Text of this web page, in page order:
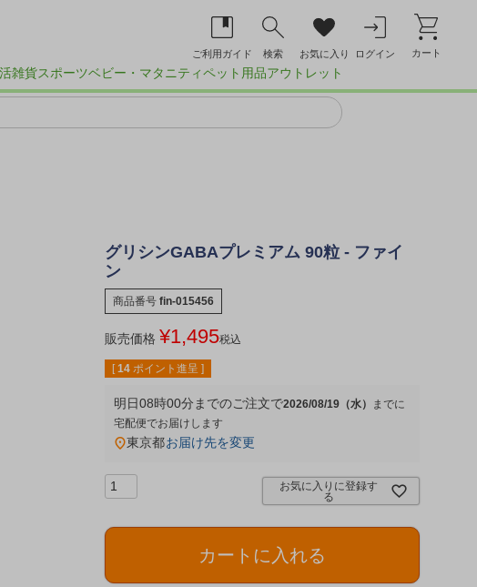
ご利用ガイド 検索 お気に入り ログイン カート
雑貨スポーツベビー・マタニティペット用品アウトレット
グリシンGABAプレミアム 90粒 - ファイ
ン
商品番号 fin-015456
販売価格 ¥1,495税込
[ 14 ポイント進呈 ]
明日08時00分までのご注文で2026/08/19（水）
宅配便
東京都お届け先を変更
お気に入りに登録す
る
カートに入れる